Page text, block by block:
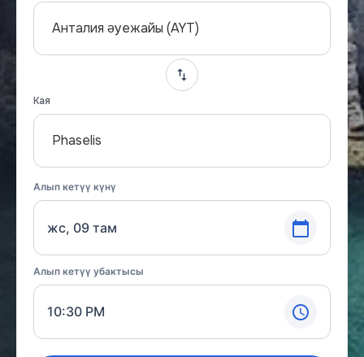
Анталия әуежайы (AYT)
Кая
Phaselis
Алып кетүү күнү
жс, 09 там
Алып кетүү убактысы
10:30 PM